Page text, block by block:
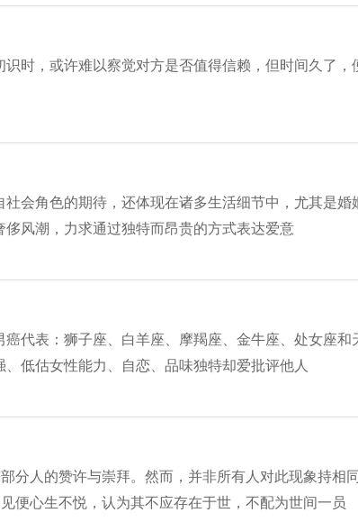
时，或许难以察觉对方是否值得信赖，但时间久了，
会角色的期待，还体现在诸多生活细节中，尤其是婚
风潮，力求通过独特而昂贵的方式表达爱意
代表：狮子座、白羊座、摩羯座、金牛座、处女座和
低估女性能力、自恋、品味独特却爱批评他人
分人的赞许与崇拜。然而，并非所有人对此现象持相同
便心生不悦，认为其不应存在于世，不配为世间一员